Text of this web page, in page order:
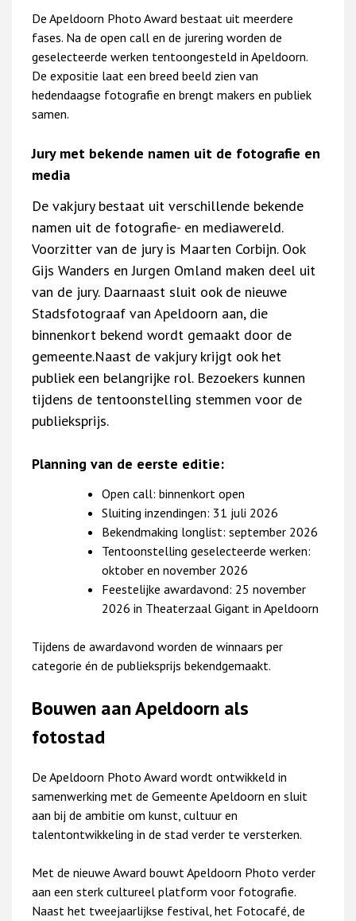
De Apeldoorn Photo Award bestaat uit meerdere
fases. Na de open call en de jurering worden de
geselecteerde werken tentoongesteld in Apeldoorn.
De expositie laat een breed beeld zien van
hedendaagse fotografie en brengt makers en publiek
samen.
Jury met bekende namen uit de fotografie en
media
De vakjury bestaat uit verschillende bekende
namen uit de fotografie- en mediawereld.
Voorzitter van de jury is Maarten Corbijn. Ook
Gijs Wanders en Jurgen Omland maken deel uit
van de jury. Daarnaast sluit ook de nieuwe
Stadsfotograaf van Apeldoorn aan, die
binnenkort bekend wordt gemaakt door de
gemeente.Naast de vakjury krijgt ook het
publiek een belangrijke rol. Bezoekers kunnen
tijdens de tentoonstelling stemmen voor de
publieksprijs.
Planning van de eerste editie:
Open call: binnenkort open
Sluiting inzendingen: 31 juli 2026
Bekendmaking longlist: september 2026
Tentoonstelling geselecteerde werken:
oktober en november 2026
Feestelijke awardavond: 25 november
2026 in Theaterzaal Gigant in Apeldoorn
Tijdens de awardavond worden de winnaars per
categorie én de publieksprijs bekendgemaakt.
Bouwen aan Apeldoorn als
fotostad
De Apeldoorn Photo Award wordt ontwikkeld in
samenwerking met de Gemeente Apeldoorn en sluit
aan bij de ambitie om kunst, cultuur en
talentontwikkeling in de stad verder te versterken.
Met de nieuwe Award bouwt Apeldoorn Photo verder
aan een sterk cultureel platform voor fotografie.
Naast het tweejaarlijkse festival, het Fotocafé, de